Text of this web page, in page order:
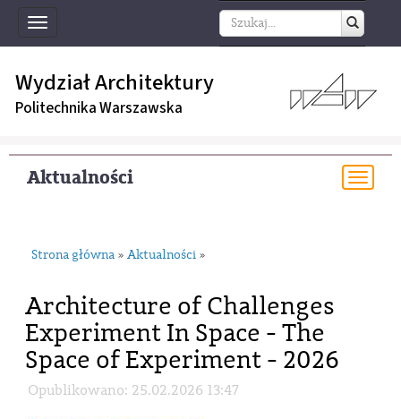
Toggle
navigation
Wydział Architektury
Politechnika Warszawska
Aktualności
Strona główna » Aktualności »
Architecture of Challenges
Experiment In Space - The
Space of Experiment - 2026
Opublikowano: 25.02.2026 13:47